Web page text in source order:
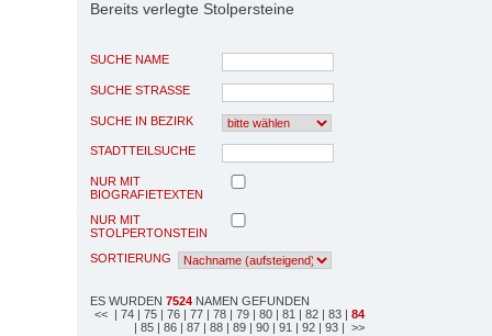
Bereits verlegte Stolpersteine
SUCHE NAME
SUCHE STRASSE
SUCHE IN BEZIRK
STADTTEILSUCHE
NUR MIT
BIOGRAFIETEXTEN
NUR MIT
STOLPERTONSTEIN
SORTIERUNG
ES WURDEN 7524 NAMEN GEFUNDEN
<< | 74 | 75 | 76 | 77 | 78 | 79 | 80 | 81 | 82 | 83 | 84
| 85 | 86 | 87 | 88 | 89 | 90 | 91 | 92 | 93 | >>